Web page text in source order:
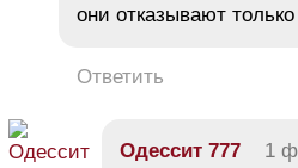
они отказывают
Ответить
Одессит 777 1